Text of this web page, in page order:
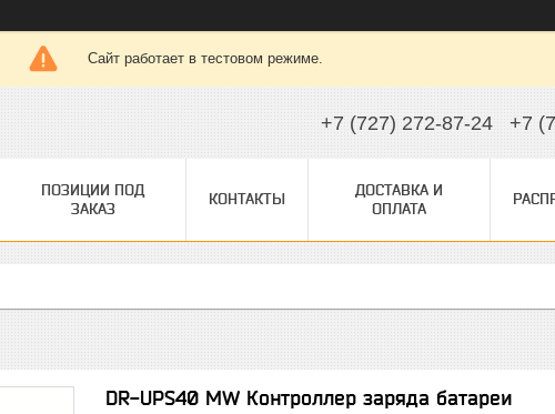
Сайт работает в тестовом режиме.
+7 (727) 272-87-24 +7
ПОЗИЦИИ ПОД
ЗАКАЗ
КОНТАКТЫ
ДОСТАВКА И
ОПЛАТА
DR-UPS40 MW Контроллер заряда батареи